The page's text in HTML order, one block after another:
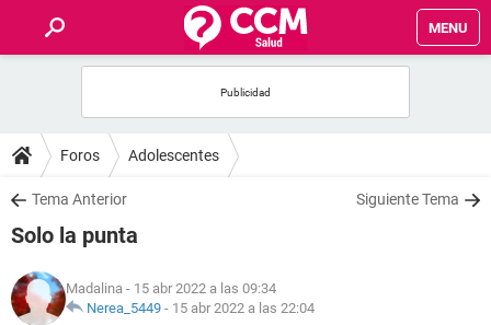
MENU
FOROS
SALUD
NUTRICIÓN
Foros Adolescentes
Tema Anterior Siguiente Tema
Solo la punta
Madalina - 15 abr 2022 a las 09:34
Nerea_5449 - 15 abr 2022 a las 22:04